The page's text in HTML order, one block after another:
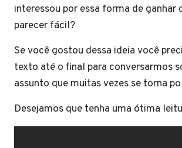
interessou por essa forma de ganhar
parecer fácil?
Se você gostou dessa ideia você
texto até o final para conversarmos
assunto que muitas vezes se torna
Desejamos que tenha uma ótima